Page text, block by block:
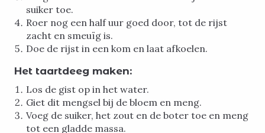
suiker toe.
Roer nog een half uur goed door, tot de rijst
zacht en smeuïg is.
Doe de rijst in een kom en laat afkoelen.
Het taartdeeg maken:
Los de gist op in het water.
Giet dit mengsel bij de bloem en meng.
Voeg de suiker, het zout en de boter toe en meng
tot een gladde massa.